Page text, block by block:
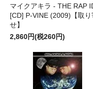
マイクアキラ - THE RAP
[CD] P-VINE (2009)【取り
せ】
2,860円(税260円)